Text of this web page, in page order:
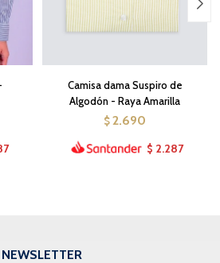
Camisa dama Suspiro de
Algodón - Raya Amarilla
$ 2.690
$ 2.287
NEWSLETTER